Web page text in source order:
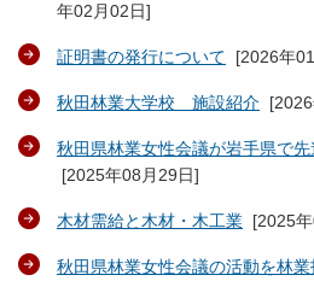
年02月02日]
証明書の発行について [2026年
秋田林業大学校 施設紹介 [
秋田県林業女性会議が岩手県で先
[2025年08月29日]
木材需給と木材・木工業 [2025
秋田県林業女性会議の活動を林